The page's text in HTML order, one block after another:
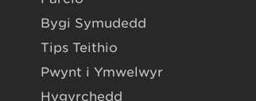
Bygi Symudedd
Tips Teithio
Pwynt i Ymwelwyr
Hygyrchedd